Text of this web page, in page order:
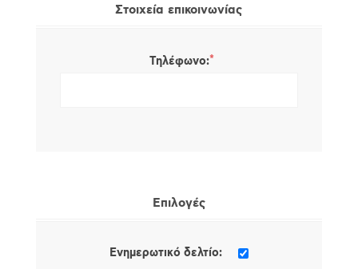
Στοιχεία επικοινωνίας
Τηλέφωνο:*
Επιλογές
Ενημερωτικό δελτίο: